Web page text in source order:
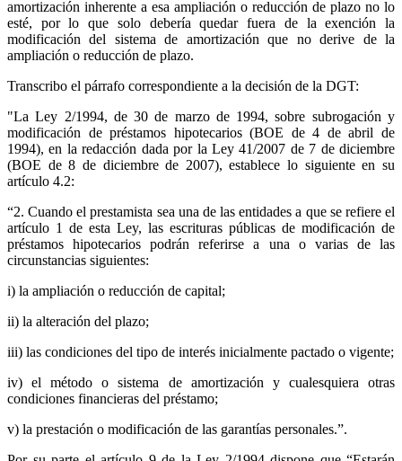
amortización inherente a esa ampliación o reducción de plazo no lo
esté, por lo que solo debería quedar fuera de la exención la
modificación del sistema de amortización que no derive de la
ampliación o reducción de plazo.
Transcribo el párrafo correspondiente a la decisión de la DGT:
"La Ley 2/1994, de 30 de marzo de 1994, sobre subrogación y
modificación de préstamos hipotecarios (BOE de 4 de abril de
1994), en la redacción dada por la Ley 41/2007 de 7 de diciembre
(BOE de 8 de diciembre de 2007), establece lo siguiente en su
artículo 4.2:
“2. Cuando el prestamista sea una de las entidades a que se refiere el
artículo 1 de esta Ley, las escrituras públicas de modificación de
préstamos hipotecarios podrán referirse a una o varias de las
circunstancias siguientes:
i) la ampliación o reducción de capital;
ii) la alteración del plazo;
iii) las condiciones del tipo de interés inicialmente pactado o vigente;
iv) el método o sistema de amortización y cualesquiera otras
condiciones financieras del préstamo;
v) la prestación o modificación de las garantías personales.”.